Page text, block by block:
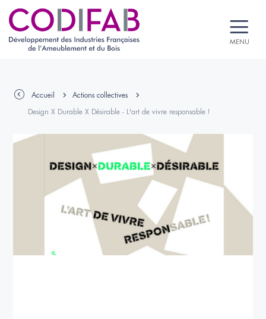
MENU
Accueil Actions collectives
Design X Durable X Désirable - L'art de vivre responsable !